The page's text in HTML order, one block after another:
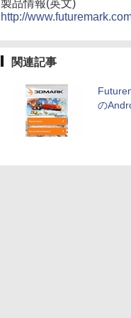
製品情報(英文)
http://
関連記事
の